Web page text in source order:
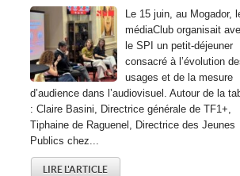
Le 15 juin, au Mogador,
médiaClub organisait
le SPI un petit-déjeuner
consacré à l’évolution
usages et de la mesure
d’audience dans l’audiovisuel. Autour de la
: Claire Basini, Directrice générale de TF1+,
Tiphaine de Raguenel, Directrice des Jeunes
Publics chez...
LIRE L'ARTICLE